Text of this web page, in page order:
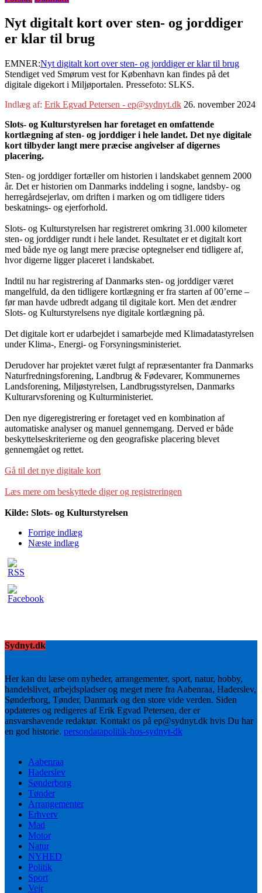
Nyt digitalt kort over sten- og jorddiger
er klar til brug
EMNER:Nyt digitalt kort over sten- og jorddiger er klar til brug
Stendiget ved Smørum vest for København kan findes på det
digitale digekort i Miljøportalen. Pressefoto: SLKS.
Indlæg af: Erik Egvad Petersen - ep@sydnyt.dk 26. november 2024
Slots- og Kulturstyrelsen har foretaget en omfattende
kortlægning af sten- og jorddiger i hele landet. Det nye digitale
kort tilbyder langt mere præcise angivelser af digernes
placering.
Sten- og jorddiger fortæller om historien i landskabet gennem 2000
år. Det er historien om Danmarks inddeling i sogne, landsby- og
herregårdsejerlav, om driften i marken og om tidligere tiders
beskatnings- og ejerforhold.
Slots- og Kulturstyrelsen har registreret omkring 31.000 kilometer
sten- og jorddiger rundt i hele landet. Resultatet er et digitalt kort
med både nye og langt mere præcise optegnelser end tidligere af,
hvor digerne ligger placeret i landskabet.
Indtil nu har registrering af Danmarks sten- og jorddiger været
mangelfuld, da den tidligere kortlægning er fra starten af 00’erne –
før man havde udbredt adgang til digitale kort. Men det ændrer
Slots- og Kulturstyrelsens nye digitale kortlægning på.
Det digitale kort er udarbejdet i samarbejde med Klimadatastyrelsen
under Klima-, Energi- og Forsyningsministeriet.
Derudover har projektet været fulgt af repræsentanter fra Danmarks
Naturfredningsforening, Landbrug & Fødevarer, Kommunernes
Landsforening, Miljøstyrelsen, Landbrugsstyrelsen, Danmarks
Kulturarvsforening og Kulturministeriet.
Den nye digeregistrering er foretaget ved en kombination af
automatiske analyser og manuel gennemgang. Derved er både
beskyttelseskriterierne og den geografiske placering blevet
gennemgået og rettet.
Gå til det nye digitale kort
Læs mere om beskyttede diger og registreringen
Kilde: Slots- og Kulturstyrelsen
Forrige indlæg
Næste indlæg
Sydnyt.dk
Her kan du læse om nyheder, arrangementer, sport, natur, hobby,
handelslivet, arbejdspladser og meget mere fra Aabenraa, Haderslev,
Sønderborg, Tønder, Danmark og den store vide verden. Siden
opdateres og redigeres af Erik Egvad Petersen, der er
ansvarshavende redaktør. Kontakt os på ep@sydnyt.dk hvis Du har
en god historie. persondatapolitik-hos-sydnyt-dk
Aabenraa
Haderslev
Sønderborg
Tønder
Arrangementer
Erhverv
Mad
Motor
Natur
NYHED
Politik
Sport
Vejr